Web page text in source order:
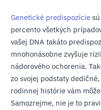
Genetické predispozície
percento všetkých
vašej DNA takáto
mnohonásobne zvyšuje
nádorového ochorenia.
zo svojej podstaty
rodinnej histórie vám
Samozrejme, nie je to